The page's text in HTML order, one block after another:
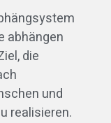
abhängen
die
und
realisieren.